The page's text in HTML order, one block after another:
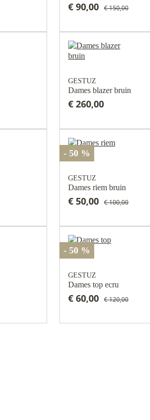
€ 90,00 € 150,00
GESTUZ
Dames blazer bruin
€ 260,00
- 50 %
GESTUZ
Dames riem bruin
€ 50,00 € 100,00
- 50 %
GESTUZ
Dames top ecru
€ 60,00 € 120,00